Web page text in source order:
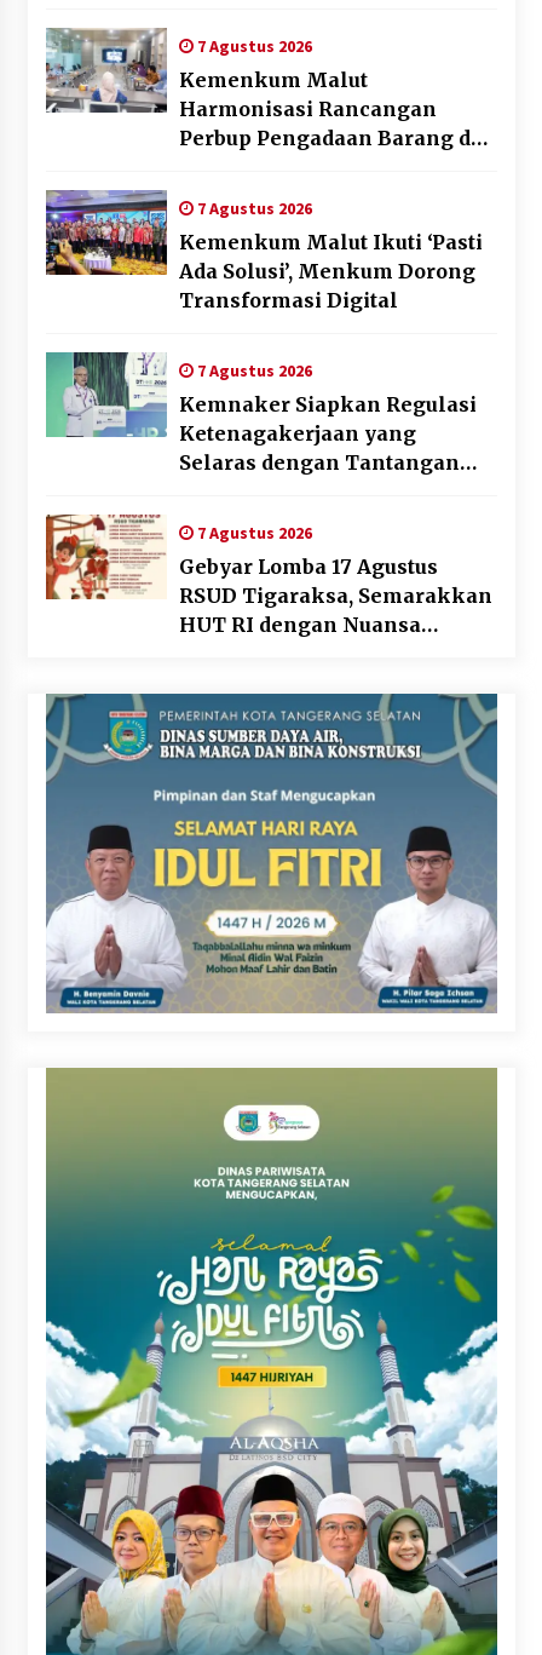
Daerah
7 Agustus 2026
Kemenkum Malut
Harmonisasi Rancangan
Perbup Pengadaan Barang dan
7 Agustus 2026
Kemenkum Malut Ikuti ‘Pasti
Ada Solusi’, Menkum Dorong
Transformasi Digital
7 Agustus 2026
Kemnaker Siapkan Regulasi
Ketenagakerjaan yang
Selaras dengan Tantangan
7 Agustus 2026
Gebyar Lomba 17 Agustus
RSUD Tigaraksa, Semarakkan
HUT RI dengan Nuansa